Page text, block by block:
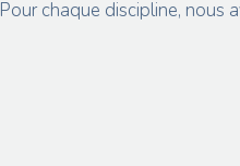
Pour chaque discipline, nous